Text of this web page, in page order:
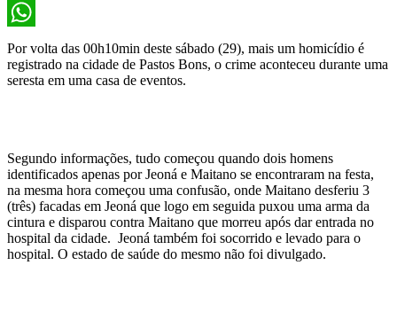
X
WhatsApp
Por volta das 00h10min deste sábado (29), mais um homicídio é
registrado na cidade de Pastos Bons, o crime aconteceu durante uma
seresta em uma casa de eventos.
Segundo informações, tudo começou quando dois homens
identificados apenas por Jeoná e Maitano se encontraram na festa,
na mesma hora começou uma confusão, onde Maitano desferiu 3
(três) facadas em Jeoná que logo em seguida puxou uma arma da
cintura e disparou contra Maitano que morreu após dar entrada no
hospital da cidade. Jeoná também foi socorrido e levado para o
hospital. O estado de saúde do mesmo não foi divulgado.